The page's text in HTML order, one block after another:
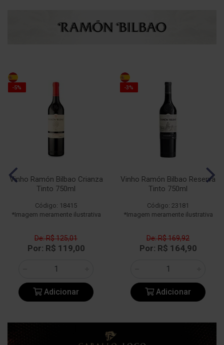
-5%
Vinho Ramón Bilbao Crianza
Tinto 750ml
Código: 18415
*Imagem meramente ilustrativa
De: R$ 125,01
Por: R$ 119,00
Adicionar
-3%
Vinho Ramón Bilbao Reserva
Tinto 750ml
Código: 23181
*Imagem meramente ilustrativa
De: R$ 169,92
Por: R$ 164,90
Adicionar